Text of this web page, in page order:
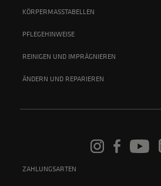
KÖRPERMASSTABELLEN
PFLEGEHINWEISE
REINIGEN UND IMPRÄGNIEREN
ÄNDERN UND REPARIEREN
ZAHLUNGSARTEN